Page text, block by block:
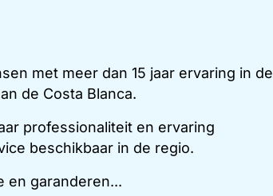
met meer dan 15 jaar ervaring in de
de Costa Blanca.
professionaliteit en ervaring
beschikbaar in de regio.
en garanderen...